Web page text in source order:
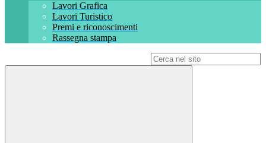
Lavori Grafica
Lavori Turistico
Premi e riconoscimenti
Rassegna stampa